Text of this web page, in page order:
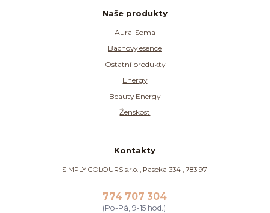
Naše produkty
Aura-Soma
Bachovy esence
Ostatní produkty
Energy
Beauty Energy
Ženskost
Kontakty
SIMPLY COLOURS s.r.o. , Paseka 334 , 783 97
774 707 304
(Po-Pá, 9-15 hod.)